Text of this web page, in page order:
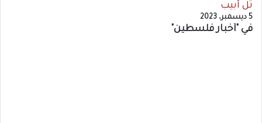
تل أبيب
5 ديسمبر، 2023
في "أخبار فلسطين"